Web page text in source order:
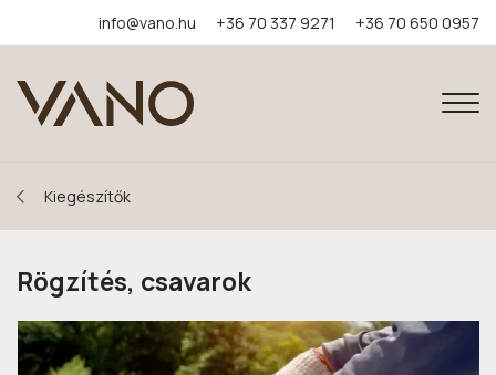
info@vano.hu +36 70 337 9271 +36 70 650 0957
Kiegészítők
Rögzítés, csavarok